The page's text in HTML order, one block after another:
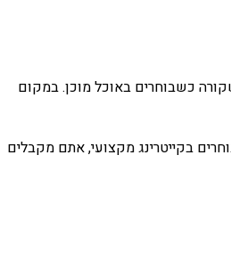
כשבוחרים באוכל מוכן. במקום
בקייטרינג מקצועי, אתם מקבלים